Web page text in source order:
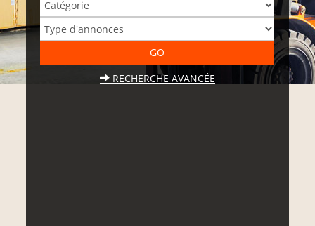
RECHERCHE AVANCÉE